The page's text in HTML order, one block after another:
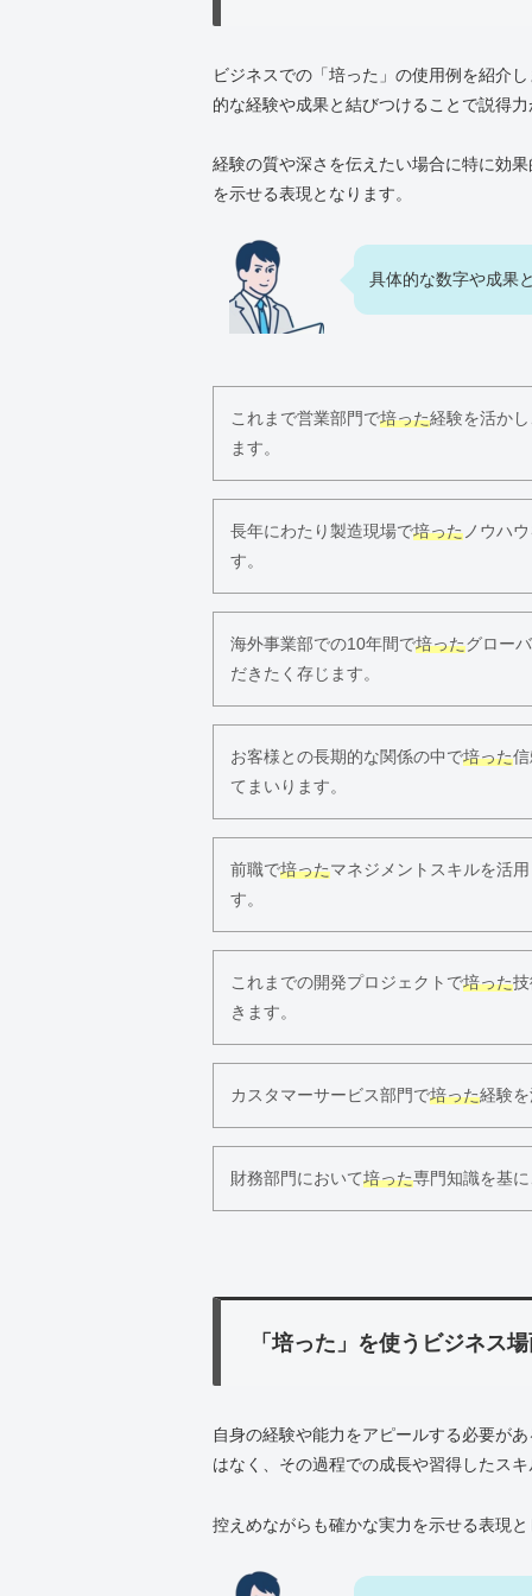
ビジネスでの「培った」の使用例を紹介
的な経験や成果と結びつけることで説得力
経験の質や深さを伝えたい場合に特に効
を示せる表現となります。
具体的な数字や成果
これまで営業部門で培った経験を活か
ます。
長年にわたり製造現場で培ったノウハ
す。
海外事業部での10年間で培ったグロー
だきたく存じます。
お客様との長期的な関係の中で培った
てまいります。
前職で培ったマネジメントスキルを活
す。
これまでの開発プロジェクトで培った
きます。
カスタマーサービス部門で培った経験
財務部門において培った専門知識を基
「培った」を使うビジネス
自身の経験や能力をアピールする必要が
はなく、その過程での成長や習得したス
控えめながらも確かな実力を示せる表現